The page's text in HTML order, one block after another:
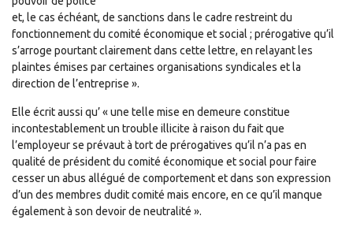
et, le cas échéant, de sanctions dans le cadre restreint du
fonctionnement du comité économique et social ; prérogative qu’il
s’arroge pourtant clairement dans cette lettre, en relayant les
plaintes émises par certaines organisations syndicales et la
direction de l’entreprise ».
Elle écrit aussi qu’ « une telle mise en demeure constitue
incontestablement un trouble illicite à raison du fait que
l’employeur se prévaut à tort de prérogatives qu’il n’a pas en
qualité de président du comité économique et social pour faire
cesser un abus allégué de comportement et dans son expression
d’un des membres dudit comité mais encore, en ce qu’il manque
également à son devoir de neutralité ».